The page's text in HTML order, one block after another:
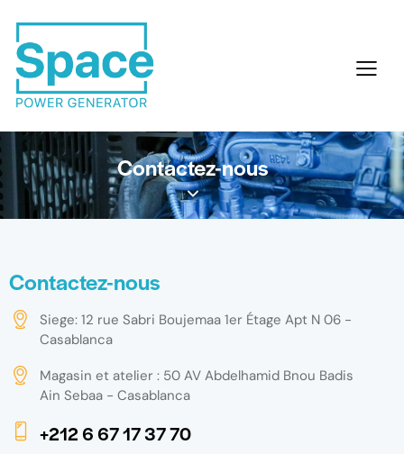
Contactez-nous
Contactez-nous
Siege: 12 rue Sabri Boujemaa 1er Étage Apt N 06 -
Casablanca
Magasin et atelier : 50 AV Abdelhamid Bnou Badis
Ain Sebaa - Casablanca
+212 6 67 17 37 70